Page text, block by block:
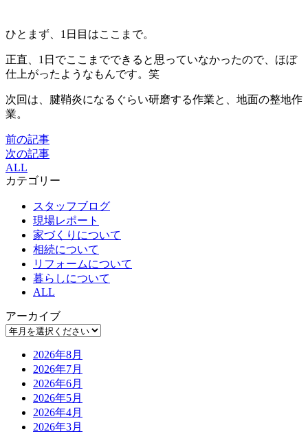
ひとまず、1日目はここまで。
正直、1日でここまでできると思っていなかったので、ほぼ
仕上がったようなもんです。笑
次回は、腱鞘炎になるぐらい研磨する作業と、地面の整地作
業。
前の記事
次の記事
ALL
カテゴリー
スタッフブログ
現場レポート
家づくりについて
相続について
リフォームについて
暮らしについて
ALL
アーカイブ
2026年8月
2026年7月
2026年6月
2026年5月
2026年4月
2026年3月